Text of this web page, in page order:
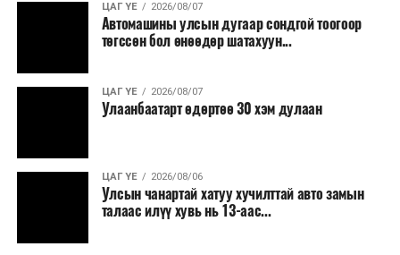
ЦАГ ҮЕ 2026/08/07
Автомашины улсын дугаар сондгой тоогоор
төгссөн бол өнөөдөр шатахуун...
ЦАГ ҮЕ 2026/08/07
Улаанбаатарт өдөртөө 30 хэм дулаан
ЦАГ ҮЕ 2026/08/06
Улсын чанартай хатуу хучилттай авто замын
талаас илүү хувь нь 13-аас...